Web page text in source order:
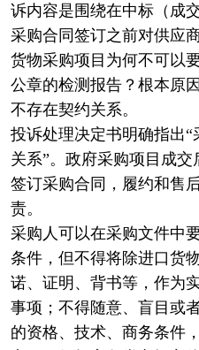
诉内容是围绕在中标（成
采购合同签订之前对供应
货物采购项目为何不可以
公章的检测报告？根本原
不存在契约关系。
投诉处理决定书明确指出
关系”。政府采购项目成
签订采购合同，履约和售
责。
采购人可以在采购文件中
条件，但不得将除进口货
诺、证明、背书等，作为
事项；不得随意、盲目或
的资格、技术、商务条件